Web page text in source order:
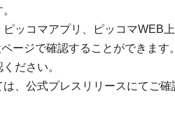
ッコマアプリ、ピッコマWEB
ージで確認することができま
ださい。
、公式プレスリリースにてご確